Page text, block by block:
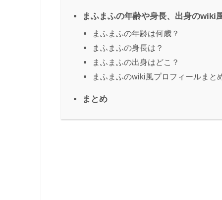
まふまふの年齢や身長、出身のwiki
まふまふの年齢は何歳？
まふまふの身長は？
まふまふの出身はどこ？
まふまふのwiki風プロフィールまと
まとめ